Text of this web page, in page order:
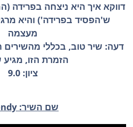
דווקא איך היא ניצחה בפרידה
ש'הפסיד בפרידה') והיא
מעצמה
דעה: שיר טוב, בכללי מהשירים
הזמרת הזו,
ציון: 9.0
שם השיר: Wendy